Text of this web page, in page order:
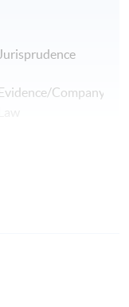
Jurisprudence
Company
Law